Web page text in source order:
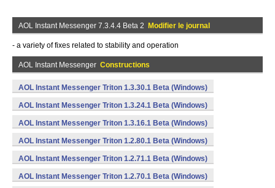
AOL Instant Messenger 7.3.4.4 Beta 2 Modifier le journal
- a variety of fixes related to stability and operation
AOL Instant Messenger Constructions
AOL Instant Messenger Triton 1.3.30.1 Beta (Windows)
AOL Instant Messenger Triton 1.3.24.1 Beta (Windows)
AOL Instant Messenger Triton 1.3.16.1 Beta (Windows)
AOL Instant Messenger Triton 1.2.80.1 Beta (Windows)
AOL Instant Messenger Triton 1.2.71.1 Beta (Windows)
AOL Instant Messenger Triton 1.2.70.1 Beta (Windows)